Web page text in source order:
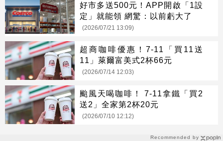
Recommended by
好市多送500元！APP開啟「1設
定」就能領 網驚：以前虧大了
(2026/07/21 13:09)
超商咖啡優惠！7-11「買11送
11」萊爾富美式2杯66元
(2026/07/14 12:03)
颱風天喝咖啡！ 7-11拿鐵「買2
送2」全家第2杯20元
(2026/07/10 12:12)